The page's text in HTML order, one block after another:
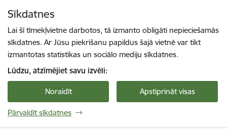
Sīkdatnes
Lai šī tīmekļvietne darbotos, tā izmanto obligāti nepieciešamās
sīkdatnes. Ar Jūsu piekrišanu papildus šajā vietnē var tikt
izmantotas statistikas un sociālo mediju sīkdatnes.
Lūdzu, atzīmējiet savu izvēli:
Noraidīt Apstiprināt visas
Pārvaldīt sīkdatnes